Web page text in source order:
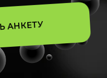
АНКЕТУ